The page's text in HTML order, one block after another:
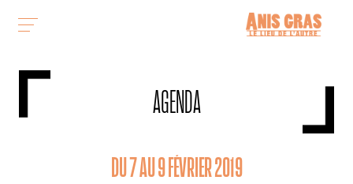
AGENDA
DU 7 AU 9 FÉVRIER 2019